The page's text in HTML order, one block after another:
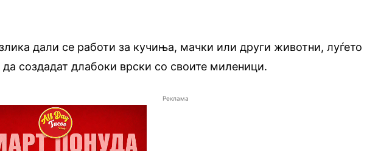
дали се работи за кучиња, мачки или други животни, луѓето
создадат длабоки врски со своите миленици.
Реклама